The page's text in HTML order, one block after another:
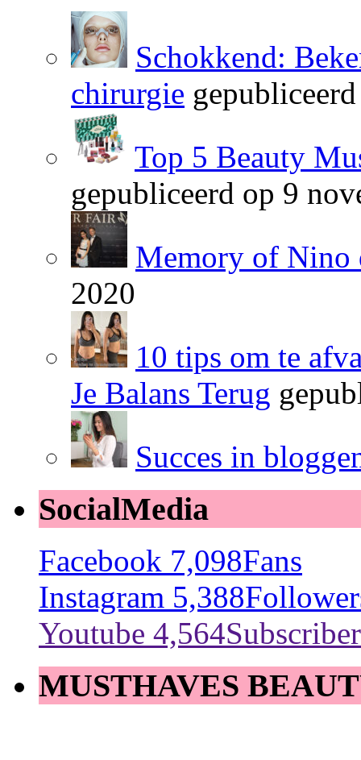
Schokkend:
chirurgie
Top 5 Beauty
gepubliceerd op 9
Memory of Nino
2020
10 tips om te
Je Balans Terug
Succes in
SocialMedia
Facebook 7,098Fans
Instagram 5,388
Youtube 4,564Subscriber
MUSTHAVES